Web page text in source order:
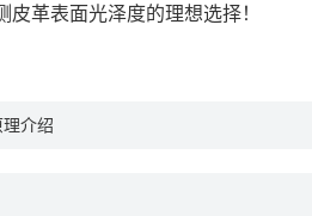
革表面光泽度的理想选择！
介绍